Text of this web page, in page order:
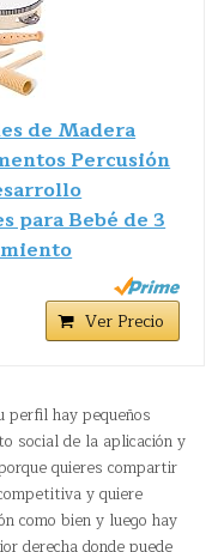
de Madera
Percusión
para Bebé de 3
Ver Precio
perfil hay pequeños
social de la aplicación y
quieres compartir
y quiere
como bien y luego hay
derecha donde puede